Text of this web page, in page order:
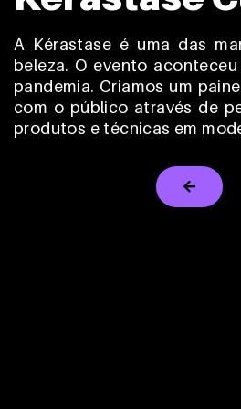
A Kérastase é uma das
beleza. O evento
pandemia. Criamos um
com o público através de
produtos e técnicas em